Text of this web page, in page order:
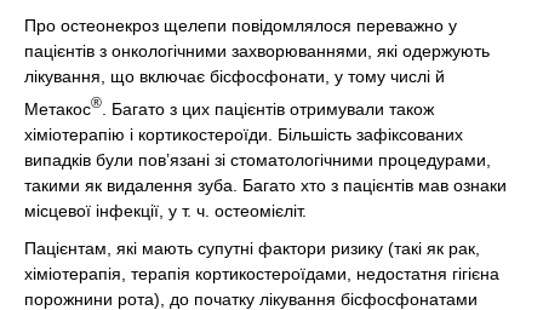
Про остеонекроз щелепи повідомлялося переважно у
пацієнтів з онкологічними захворюваннями, які одержують
лікування, що включає бісфосфонати, у тому числі й
Метакос®
. Багато з цих пацієнтів отримували також
хіміотерапію і кортикостероїди. Більшість зафіксованих
випадків були пов’язані зі стоматологічними процедурами,
такими як видалення зуба. Багато хто з пацієнтів мав ознаки
місцевої інфекції, у т. ч. остеомієліт.
Пацієнтам, які мають супутні фактори ризику (такі як рак,
хіміотерапія, терапія кортикостероїдами, недостатня гігієна
порожнини рота), до початку лікування бісфосфонатами